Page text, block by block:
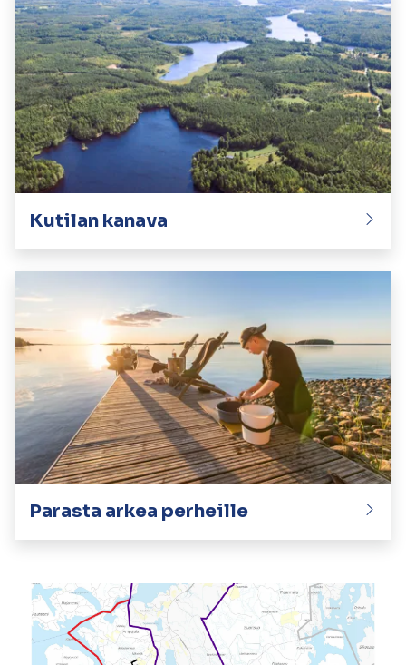
Kutilan kanava
Parasta arkea perheille